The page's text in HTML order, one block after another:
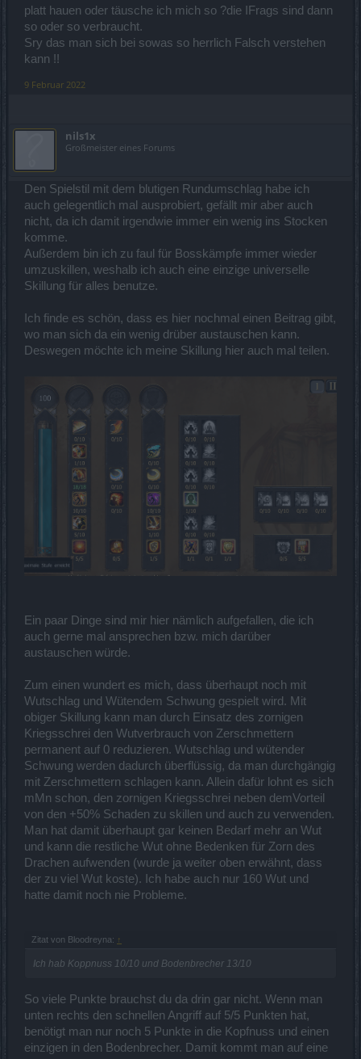
platt hauen oder täusche ich mich so ?die IFrags sind dann
so oder so verbraucht.
Sry das man sich bei sowas so herrlich Falsch verstehen
kann !!
9 Februar 2022
nils1x
Großmeister eines Forums
Den Spielstil mit dem blutigen Rundumschlag habe ich
auch gelegentlich mal ausprobiert, gefällt mir aber auch
nicht, da ich damit irgendwie immer ein wenig ins Stocken
komme.
Außerdem bin ich zu faul für Bosskämpfe immer wieder
umzuskillen, weshalb ich auch eine einzige universelle
Skillung für alles benutze.
Ich finde es schön, dass es hier nochmal einen Beitrag gibt,
wo man sich da ein wenig drüber austauschen kann.
Deswegen möchte ich meine Skillung hier auch mal teilen.
Ein paar Dinge sind mir hier nämlich aufgefallen, die ich
auch gerne mal ansprechen bzw. mich darüber
austauschen würde.
Zum einen wundert es mich, dass überhaupt noch mit
Wutschlag und Wütendem Schwung gespielt wird. Mit
obiger Skillung kann man durch Einsatz des zornigen
Kriegsschrei den Wutverbrauch von Zerschmettern
permanent auf 0 reduzieren. Wutschlag und wütender
Schwung werden dadurch überflüssig, da man durchgängig
mit Zerschmettern schlagen kann. Allein dafür lohnt es sich
mMn schon, den zornigen Kriegsschrei neben demVorteil
von den +50% Schaden zu skillen und auch zu verwenden.
Man hat damit überhaupt gar keinen Bedarf mehr an Wut
und kann die restliche Wut ohne Bedenken für Zorn des
Drachen aufwenden (wurde ja weiter oben erwähnt, dass
der zu viel Wut koste). Ich habe auch nur 160 Wut und
hatte damit noch nie Probleme.
Zitat von Bloodreyna: ↑
Ich hab Koppnuss 10/10 und Bodenbrecher 13/10
So viele Punkte brauchst du da drin gar nicht. Wenn man
unten rechts den schnellen Angriff auf 5/5 Punkten hat,
benötigt man nur noch 5 Punkte in die Kopfnuss und einen
einzigen in den Bodenbrecher. Damit kommt man auf eine